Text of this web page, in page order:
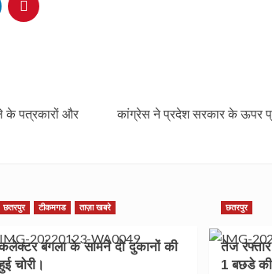
के पत्रकारों और
कांग्रेस ने प्रदेश सरकार के ऊपर
छतरपुर टीकमगड ताज़ा खबरे
बंगला के सामने दो दुकानों की
चोरी।
छतरपुर
तेज
1 बछडे